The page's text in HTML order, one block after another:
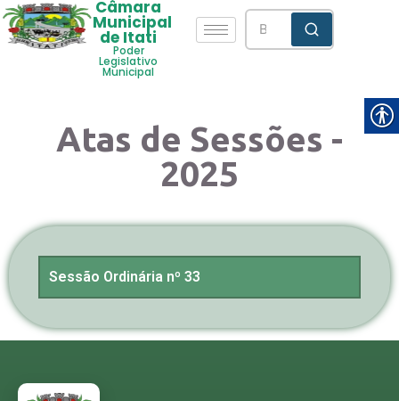
Câmara
Municipal
de Itati
Poder
Legislativo
Municipal
Atas de Sessões -
2025
Sessão Ordinária nº 33